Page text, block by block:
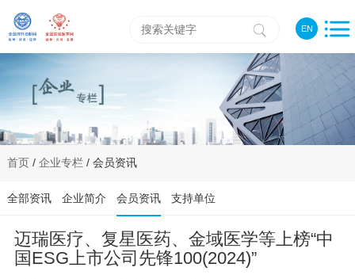
EN
首页/ 企业专栏/ 会员资讯
全部资讯 企业简介 会员资讯 支持单位
迈瑞医疗、复星医药、金域医学等上榜“中
国ESG上市公司先锋100(2024)”